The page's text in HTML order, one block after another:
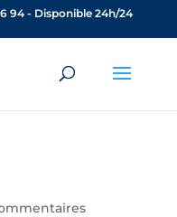
94 - Disponible 24h/24